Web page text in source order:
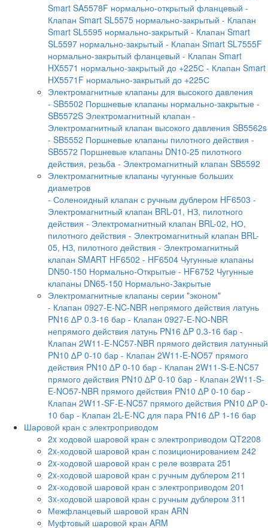
Smart SA5578F нормально-открытый фланцевый -
Клапан Smart SL5575 нормально-закрытый - Клапан
Smart SL5595 нормально-закрытый - Клапан Smart
SL5597 нормально-закрытый - Клапан Smart SL7555F
нормально-закрытый фланцевый - Клапан Smart
HX5571 нормально-закрытый до +225С - Клапан Smart
HX5571F нормально-закрытый до +225С
Электромагнитные клапаны для высокого давления
- SB5502 Поршневые клапаны нормально-закрытые -
SB5572S Электромагнитный клапан -
Электромагнитный клапан высокого давления SB5562s
- SB5552 Поршневые клапаны пилотного действия -
SB5572 Поршневые клапаны DN10-25 пилотного
действия, резьба - Электромагнитный клапан SB5592
Электромагнитные клапаны чугунные больших
диаметров
- Соленоидный клапан с ручным дублером HF6503 -
Электромагнитный клапан BRL-01, НЗ, пилотного
действия - Электромагнитный клапан BRL-02, НО,
пилотного действия - Электромагнитный клапан BRL-
05, НЗ, пилотного действия - Электромагнитный
клапан SMART HF6502 - HF6504 Чугунные клапаны
DN50-150 Нормально-Открытые - HF6752 Чугунные
клапаны DN65-150 Нормально-Закрытые
Электромагнитные клапаны серии "эконом"
- Клапан 0927-E-NC-NBR непрямого действия латунь
PN16 ∆P 0.3-16 бар - Клапан 0927-E-NО-NBR
непрямого действия латунь PN16 ∆P 0.3-16 бар -
Клапан 2W11-E-NC57-NBR прямого действия латунный
PN10 ∆P 0-10 бар - Клапан 2W11-E-NO57 прямого
действия PN10 ∆P 0-10 бар - Клапан 2W11-S-E-NC57
прямого действия PN10 ∆P 0-10 бар - Клапан 2W11-S-
E-NO57-NBR прямого действия PN10 ∆P 0-10 бар -
Клапан 2W11-SF-E-NC57 прямого действия PN10 ∆P 0-
10 бар - Клапан 2L-E-NC для пара PN16 ∆P 1-16 бар
Шаровой кран с электроприводом
2x ходовой шаровой кран с электроприводом QT2208
2x-ходовой шаровой кран с позиционированием 242
2x-ходовой шаровой кран с реле возврата 251
2x-ходовой шаровой кран с ручным дублером 211
2x-ходовой шаровой кран с электроприводом 201
3x-ходовой шаровой кран с ручным дублером 311
Межфланцевый шаровой кран ARN
Муфтовый шаровой кран ARM